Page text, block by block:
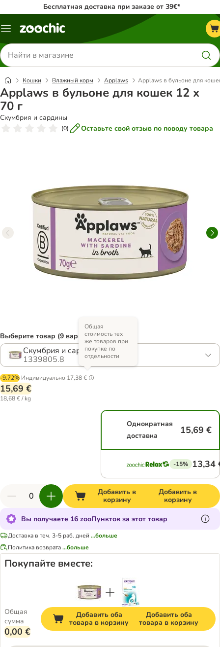
Бесплатная доставка при заказе от 39€*
Каталог
Поиск
товаров
Кошки Влажный корм Applaws Applaws в бульоне для
Applaws в бульоне для кошек 12 x
70 г
Скумбрия и сардины
(0) Оставьте свой отзыв по поводу товара
Выберите товар (9 вариантов)
Скумбрия и сардины
1339805.8
-9.72% Индивидуально 17,38 €
Общая
стоимость тех
же товаров при
покупке по
отдельности
15,69 €
18,68 € / kg
Однократная
доставка
15,69 €
-15% 13,34
Добавить в
корзину
Добавить в
корзину
Вы получаете 16 zooПунктов за этот товар
Доставка в теч. 3-5 раб. дней ...больше
Политика возврата...больше
Покупайте вместе:
Общая
сумма
0,00 €
Добавить оба
товара в корзину
Добавить оба
товара в корзину